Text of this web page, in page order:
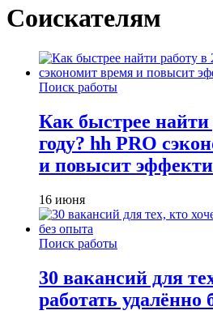
Соискателям
Поиск работы
Как быстрее найти
году? hh PRO
и повысит
16 июня
Поиск работы
30 вакансий для
работать удалённо